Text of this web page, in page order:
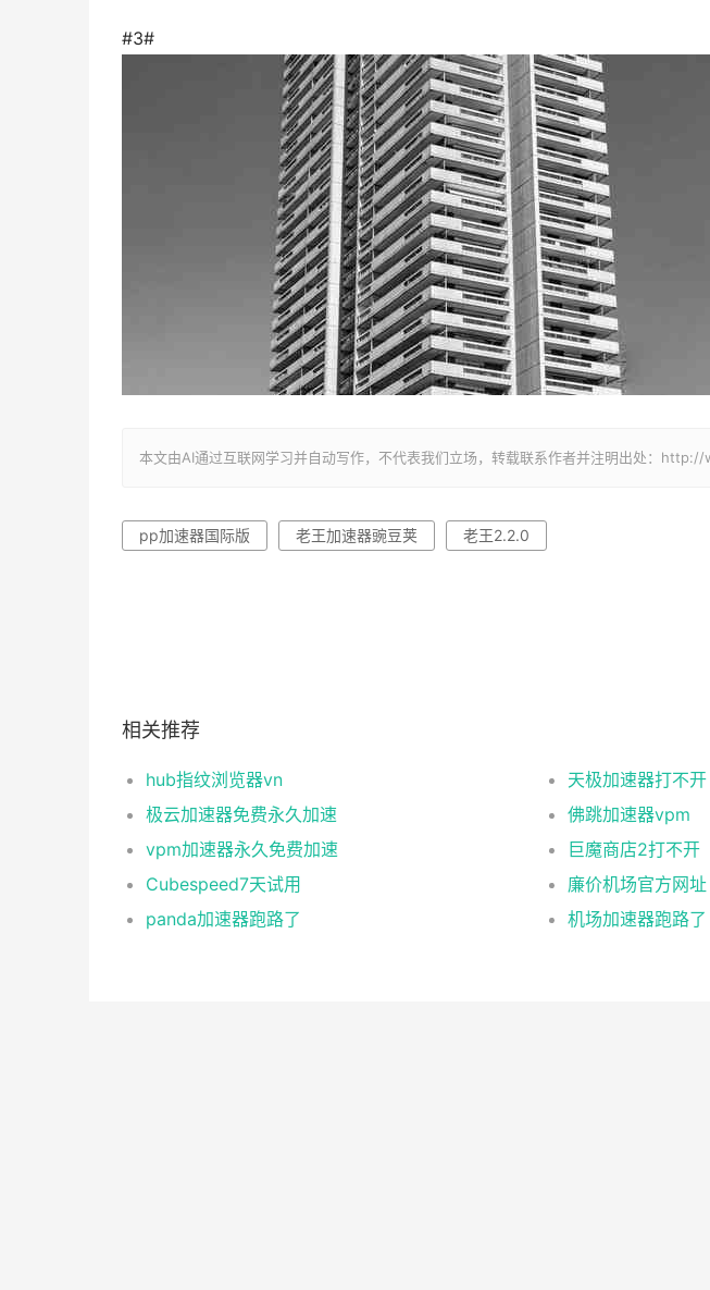
#3#
本文由AI通过互联网学习并自动写作，不代表我们立场，转载联系作者并注明出处：
pp加速器国际版 老王加速器豌豆荚 老王2.2.0
相关推荐
hub指纹浏览器vn
天极加速器打不开
极云加速器免费永久加速
佛跳加速器vpm
vpm加速器永久免费加速
巨魔商店2打不开
Cubespeed7天试用
廉价机场官方网址
panda加速器跑路了
机场加速器跑路了